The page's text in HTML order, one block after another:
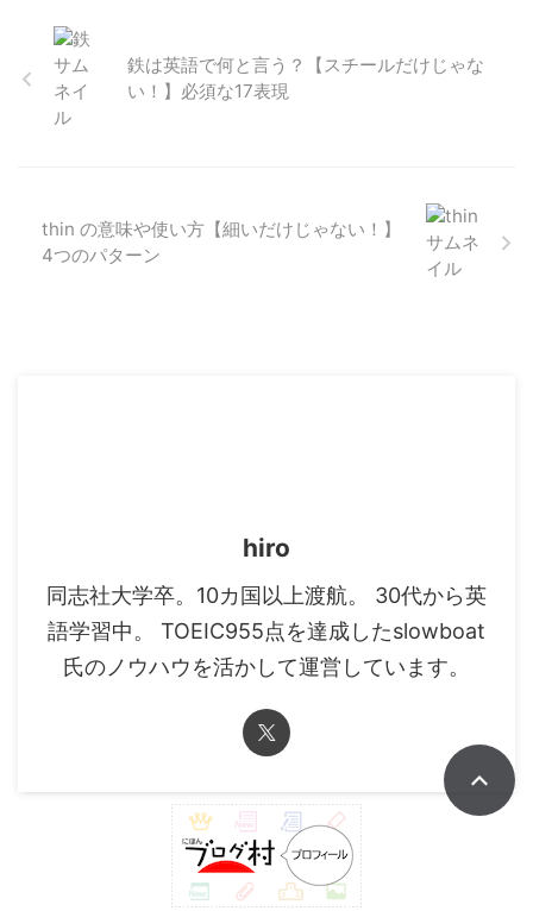
鉄は英語で何と言う？【スチールだけじゃな
い！】必須な17表現
thin の意味や使い方【細いだけじゃない！】
4つのパターン
hiro
同志社大学卒。10カ国以上渡航。 30代から英
語学習中。 TOEIC955点を達成したslowboat
氏のノウハウを活かして運営しています。